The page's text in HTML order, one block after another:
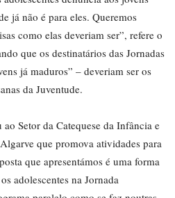
já não é para eles. Queremos
como elas deveriam ser”, refere o
que os destinatários das Jornadas
já maduros” – deveriam ser os
da Juventude.
Setor da Catequese da Infância e
que promova atividades para
que apresentámos é uma forma
adolescentes na Jornada